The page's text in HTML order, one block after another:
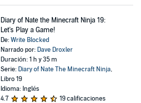
Diary of Nate the Minecraft Ninja 19:
Let's Play a Game!
De:Write Blocked
Narrado por: Dave Droxler
Duración: 1 h y 35 m
Serie: Diary of Nate The Minecraft Ninja,
Libro 19
Idioma: Inglés
4.7
19 calificaciones